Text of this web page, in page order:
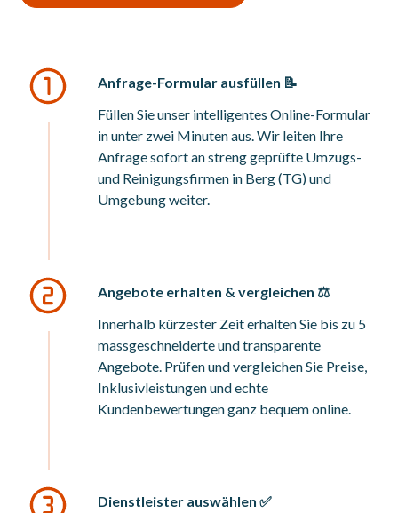
Anfrage-Formular ausfüllen 📝
Füllen Sie unser intelligentes Online-Formular
in unter zwei Minuten aus. Wir leiten Ihre
Anfrage sofort an streng geprüfte Umzugs-
und Reinigungsfirmen in Berg (TG) und
Umgebung weiter.
Angebote erhalten & vergleichen ⚖️
Innerhalb kürzester Zeit erhalten Sie bis zu 5
massgeschneiderte und transparente
Angebote. Prüfen und vergleichen Sie Preise,
Inklusivleistungen und echte
Kundenbewertungen ganz bequem online.
Dienstleister auswählen ✅